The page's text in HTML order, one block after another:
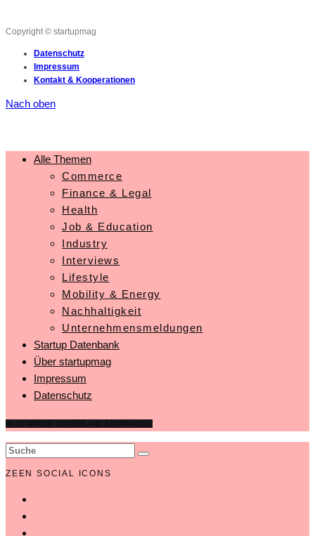
Copyright © startupmag
Datenschutz
Impressum
Kontakt & Kooperationen
Nach oben
Alle Themen
Commerce
Finance & Legal
Health
Job & Education
Industry
Interviews
Lifestyle
Mobility & Energy
Nachhaltigkeit
Unternehmensmeldungen
Startup Datenbank
Über startupmag
Impressum
Datenschutz
ZEEN SOCIAL ICONS